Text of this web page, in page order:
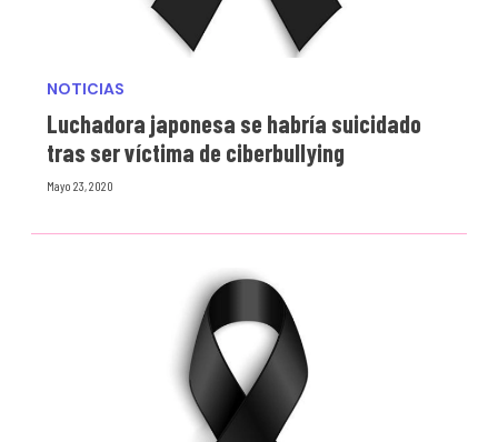
NOTICIAS
Luchadora japonesa se habría suicidado
tras ser víctima de ciberbullying
Mayo 23, 2020